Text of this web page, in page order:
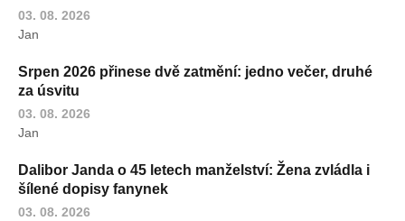
03. 08. 2026
Jan
Srpen 2026 přinese dvě zatmění: jedno večer, druhé
za úsvitu
03. 08. 2026
Jan
Dalibor Janda o 45 letech manželství: Žena zvládla i
šílené dopisy fanynek
03. 08. 2026